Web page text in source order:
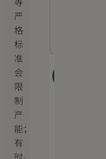
严
格
标
准
会
限
制
产
能；
有